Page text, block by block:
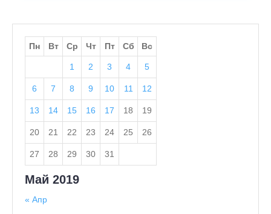
Май 2019
Пн Вт Ср Чт Пт Сб Вс
1 2 3 4 5
6 7 8 9 10 11 12
13 14 15 16 17 18 19
20 21 22 23 24 25 26
27 28 29 30 31
« Апр